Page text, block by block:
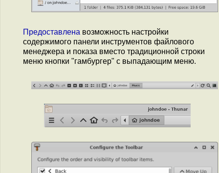
Предоставлена возможность настройки
содержимого панели инструментов файлового
менеджера и показа вместо традиционной строки
меню кнопки "гамбургер" с выпадающим меню.